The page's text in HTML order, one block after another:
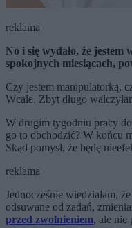
reklama
No i się wydało, że
spokojnych miesiącach,
Czy jestem manipulatorką,
Wcale. Zbyt długo
W drugim tygodniu pracy
go to obchodzić? W końcu
Skąd pomysł, że będę
reklama
Jednocześnie wiedziałam,
odsuwane od zadań,
przed zwolnieniem, ale nie